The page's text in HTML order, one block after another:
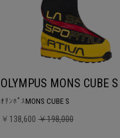
OLYMPUS MONS CUBE S
ｵﾘﾝﾎﾟｽMONS CUBE S
￥138,600 ￥198,000